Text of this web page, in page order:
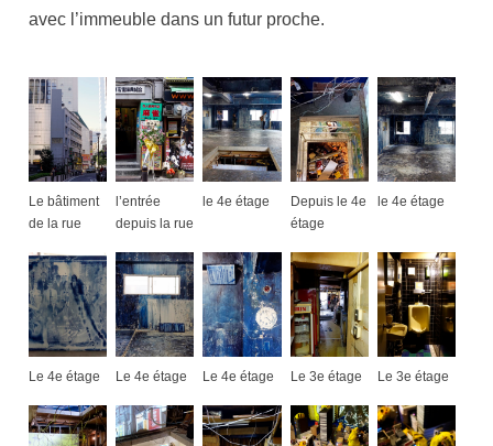
avec l’immeuble dans un futur proche.
Le bâtiment
de la rue
l’entrée
depuis la rue
le 4e étage
Depuis le 4e
étage
le 4e étage
Le 4e étage Le 4e étage Le 4e étage Le 3e étage Le 3e étage